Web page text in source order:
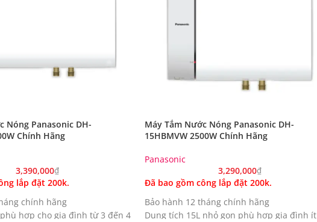
Nóng Panasonic DH-
Chính Hãng
3,390,000₫
lắp đặt 200k.
chính hãng
hợp cho gia đình từ 3 đến 4
Máy Tắm Nước Nóng Panasonic DH-
15HBMVW 2500W Chính Hãng
Panasonic
3,290,000₫
Đã bao gồm công lắp đặt 200k.
Bảo hành 12 tháng chính hãng
Dung tích 15L nhỏ gọn phù hợp gia đình ít